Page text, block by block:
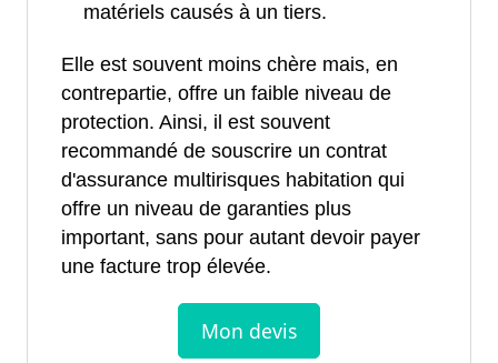
matériels causés à un tiers.
Elle est souvent moins chère mais, en
contrepartie, offre un faible niveau de
protection. Ainsi, il est souvent
recommandé de souscrire un contrat
d'assurance multirisques habitation qui
offre un niveau de garanties plus
important, sans pour autant devoir payer
une facture trop élevée.